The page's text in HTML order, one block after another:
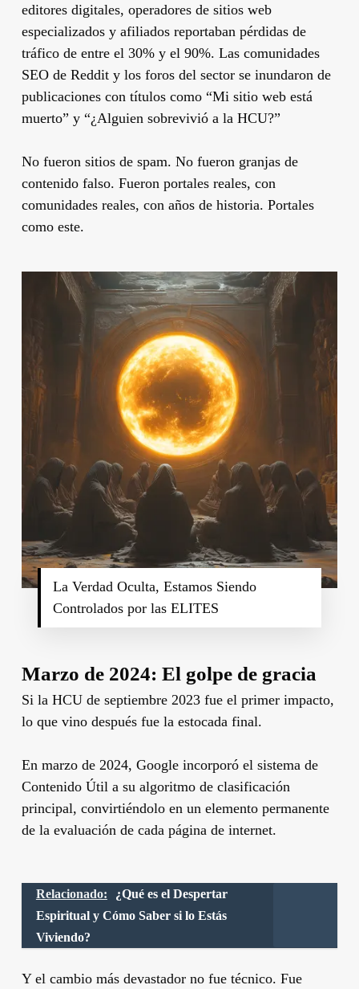
editores digitales, operadores de sitios web
especializados y afiliados reportaban pérdidas de
tráfico de entre el 30% y el 90%. Las comunidades
SEO de Reddit y los foros del sector se inundaron de
publicaciones con títulos como “Mi sitio web está
muerto” y “¿Alguien sobrevivió a la HCU?”
No fueron sitios de spam. No fueron granjas de
contenido falso. Fueron portales reales, con
comunidades reales, con años de historia. Portales
como este.
La Verdad Oculta, Estamos Siendo
Controlados por las ELITES
Marzo de 2024: El golpe de gracia
Si la HCU de septiembre 2023 fue el primer impacto,
lo que vino después fue la estocada final.
En marzo de 2024, Google incorporó el sistema de
Contenido Útil a su algoritmo de clasificación
principal, convirtiéndolo en un elemento permanente
de la evaluación de cada página de internet.
Relacionado:
¿Qué es el Despertar
Espiritual y Cómo Saber si lo Estás
Viviendo?
Y el cambio más devastador no fue técnico. Fue